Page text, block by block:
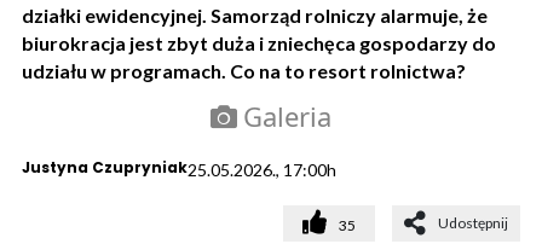
działki ewidencyjnej. Samorząd rolniczy alarmuje, że
biurokracja jest zbyt duża i zniechęca gospodarzy do
udziału w programach. Co na to resort rolnictwa?
Galeria
Justyna Czupryniak25.05.2026., 17:00h
35 Udostępnij